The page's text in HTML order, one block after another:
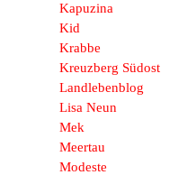
Kapuzina
Kid
Krabbe
Kreuzberg Südost
Landlebenblog
Lisa Neun
Mek
Meertau
Modeste